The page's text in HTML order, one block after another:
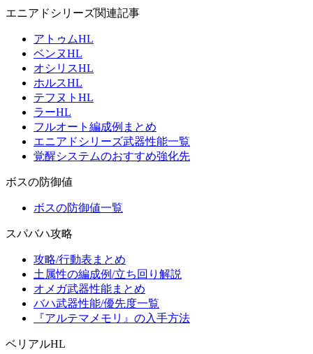
エニアドシリーズ関連記事
アトゥムHL
ベンヌHL
オシリスHL
ホルスHL
テフヌトHL
ラーHL
フルオート編成例まとめ
エニアドシリーズ武器性能一覧
覚醒システムのおすすめ強化先
ボスの防御値
ボスの防御値一覧
スパバハ攻略
攻略/行動表まとめ
土属性の編成例/立ち回り解説
オメガ武器性能まとめ
バハ武器性能/優先度一覧
『アルテマメモリ』の入手方法
ベリアルHL